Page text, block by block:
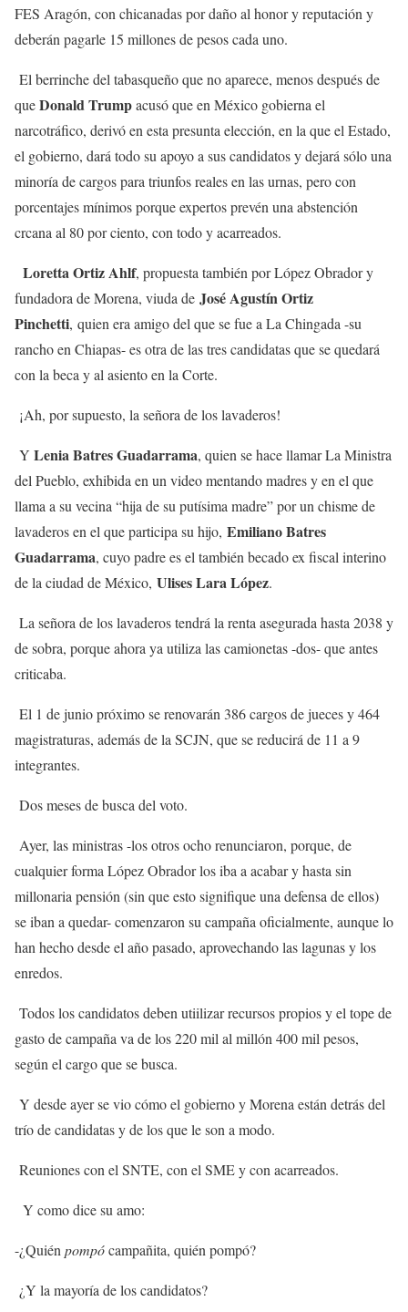
FES Aragón, con chicanadas por daño al honor y reputación y
deberán pagarle 15 millones de pesos cada uno.
El berrinche del tabasqueño que no aparece, menos después de
queDonald Trumpacusó que en México gobierna el
narcotráfico, derivó en esta presunta elección, en la que el Estado,
el gobierno, dará todo su apoyo a sus candidatos y dejará sólo una
minoría de cargos para triunfos reales en las urnas, pero con
porcentajes mínimos porque expertos prevén una abstención
crcana al 80 por ciento, con todo y acarreados.
Loretta Ortiz Ahlf, propuesta también por López Obrador y
fundadora de Morena, viuda de José Agustín Ortiz
Pinchetti, quien era amigo del que se fue a La Chingada -su
rancho en Chiapas- es otra de las tres candidatas que se quedará
con la beca y al asiento en la Corte.
¡Ah, por supuesto, la señora de los lavaderos!
Y Lenia Batres Guadarrama, quien se hace llamar La Ministra
del Pueblo, exhibida en un video mentando madres y en el que
llama a su vecina “hija de su putísima madre” por un chisme de
lavaderos en el que participa su hijo, Emiliano Batres
Guadarrama, cuyo padre es el también becado ex fiscal interino
de la ciudad de México, Ulises Lara López.
La señora de los lavaderos tendrá la renta asegurada hasta 2038 y
de sobra, porque ahora ya utiliza las camionetas -dos- que antes
criticaba.
El 1 de junio próximo se renovarán 386 cargos de jueces y 464
magistraturas, además de la SCJN, que se reducirá de 11 a 9
integrantes.
Dos meses de busca del voto.
Ayer, las ministras -los otros ocho renunciaron, porque, de
cualquier forma López Obrador los iba a acabar y hasta sin
millonaria pensión (sin que esto signifique una defensa de ellos)
se iban a quedar- comenzaron su campaña oficialmente, aunque lo
han hecho desde el año pasado, aprovechando las lagunas y los
enredos.
Todos los candidatos deben utiilizar recursos propios y el tope de
gasto de campaña va de los 220 mil al millón 400 mil pesos,
según el cargo que se busca.
Y desde ayer se vio cómo el gobierno y Morena están detrás del
trío de candidatas y de los que le son a modo.
Reuniones con el SNTE, con el SME y con acarreados.
Y como dice su amo:
-¿Quién pompócampañita, quién pompó?
¿Y la mayoría de los candidatos?